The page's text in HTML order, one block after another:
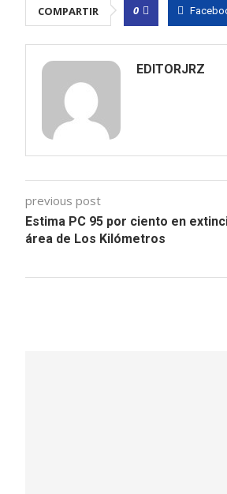
COMPARTIR 0
EDITORJRZ
previous post
Estima PC 95 por ciento en
área de Los Kilómetros